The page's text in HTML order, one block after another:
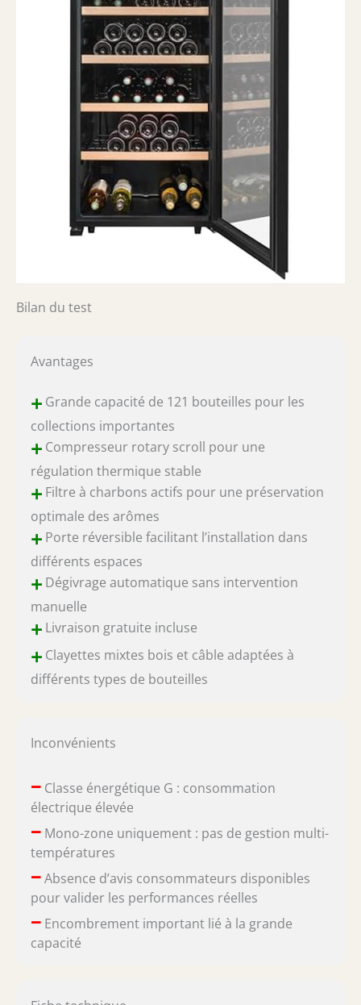
Bilan du test
Avantages
+Grande capacité de 121 bouteilles pour les
collections importantes
+Compresseur rotary scroll pour une
régulation thermique stable
+Filtre à charbons actifs pour une préservation
optimale des arômes
+Porte réversible facilitant l’installation dans
différents espaces
+Dégivrage automatique sans intervention
manuelle
+Livraison gratuite incluse
+Clayettes mixtes bois et câble adaptées à
différents types de bouteilles
Inconvénients
–Classe énergétique G : consommation
électrique élevée
–Mono-zone uniquement : pas de gestion multi-
températures
–Absence d’avis consommateurs disponibles
pour valider les performances réelles
–Encombrement important lié à la grande
capacité